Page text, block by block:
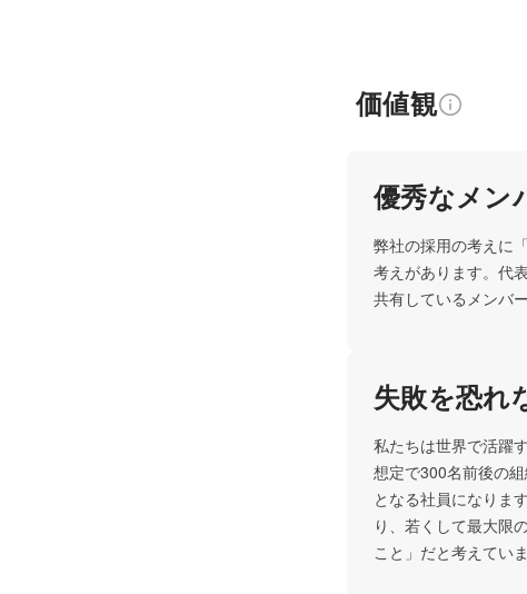
価値観
優秀なメン
弊社の採用の考えに
考えがあります。代
共有しているメンバー
失敗を恐れ
私たちは世界で活躍
想定で300名前後の
となる社員になりま
り、若くして最大限
こと」だと考えてい